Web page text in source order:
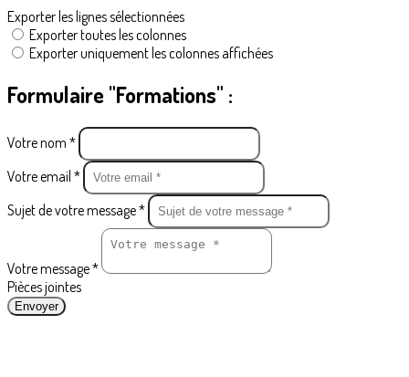
Exporter les lignes sélectionnées
Exporter toutes les colonnes
Exporter uniquement les colonnes affichées
Formulaire "Formations" :
Votre nom *
Votre email *
Sujet de votre message *
Votre message *
Pièces jointes
Envoyer